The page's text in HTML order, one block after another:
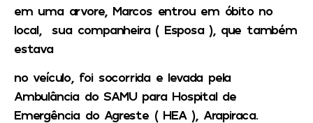
em uma arvore, Marcos entrou em óbito no
local, sua companheira ( Esposa ), que também
estava
no veículo, foi socorrida e levada pela
Ambulância do SAMU para Hospital de
Emergência do Agreste ( HEA ), Arapiraca.